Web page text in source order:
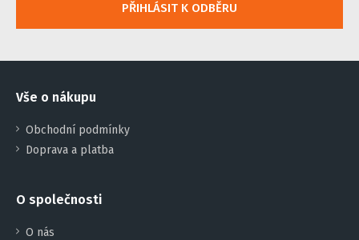
PŘIHLÁSIT K ODBĚRU
Vše o nákupu
Obchodní podmínky
Doprava a platba
O společnosti
O nás